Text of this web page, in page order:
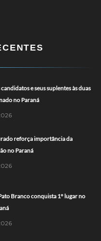
e seus suplentes às duas
no Paraná
reforça importância da
no Paraná
Branco conquista 1º lugar no